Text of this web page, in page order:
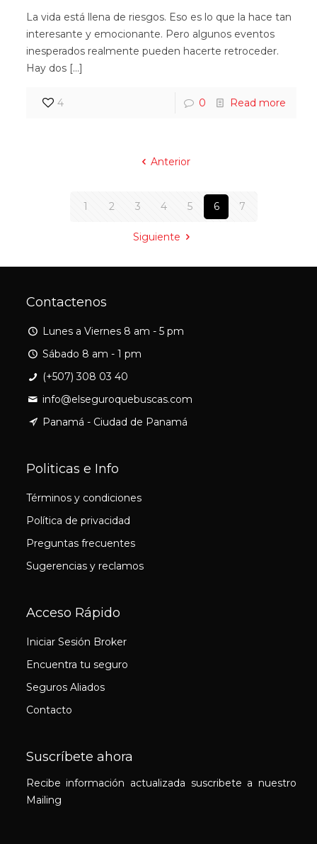
La vida está llena de riesgos. Eso es lo que la hace tan
interesante y emocionante. Pero algunos eventos
inesperados realmente pueden hacerte retroceder.
Hay dos[…]
4 0 Read more
Anterior
1 2 3 4 5 6 7
Siguiente
Contactenos
Lunes a Viernes 8 am - 5 pm
Sábado 8 am - 1 pm
(+507) 308 03 40
info@elseguroquebuscas.com
Panamá - Ciudad de Panamá
Politicas e Info
Términos y condiciones
Política de privacidad
Preguntas frecuentes
Sugerencias y reclamos
Acceso Rápido
Iniciar Sesión Broker
Encuentra tu seguro
Seguros Aliados
Contacto
Suscríbete ahora
Recibe información actualizada suscribete a nuestro
Mailing